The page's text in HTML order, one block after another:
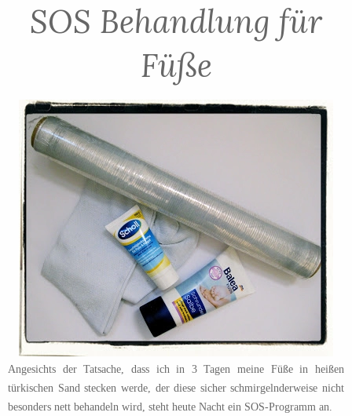
SOS Behandlung für
Füße
Angesichts der Tatsache, dass ich in 3 Tagen meine Füße in heißen
türkischen Sand stecken werde, der diese sicher schmirgelnderweise nicht
besonders nett behandeln wird, steht heute Nacht ein SOS-Programm an.